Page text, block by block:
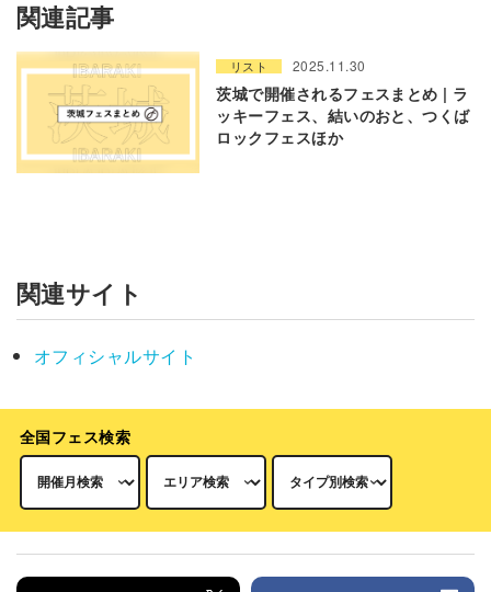
関連記事
リスト 2025.11.30
茨城で開催されるフェスまとめ | ラ
ッキーフェス、結いのおと、つくば
ロックフェスほか
関連サイト
オフィシャルサイト
全国フェス検索